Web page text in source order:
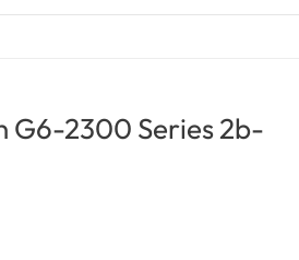
G6-2300 Series 2b-